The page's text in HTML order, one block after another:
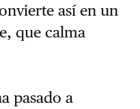
así en un
que calma
pasado a